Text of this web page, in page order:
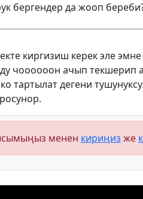
бергендер да жооп
киргизиш керек эле
чоооооон ачып текшерип
тартылат дегени
менен кириңиз же